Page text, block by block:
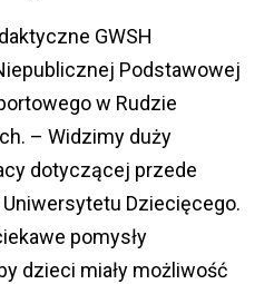
GWSH
Podstawowej
w Rudzie
– Widzimy duży
dotyczącej przede
Dziecięcego.
pomysły
dzieci miały możliwość